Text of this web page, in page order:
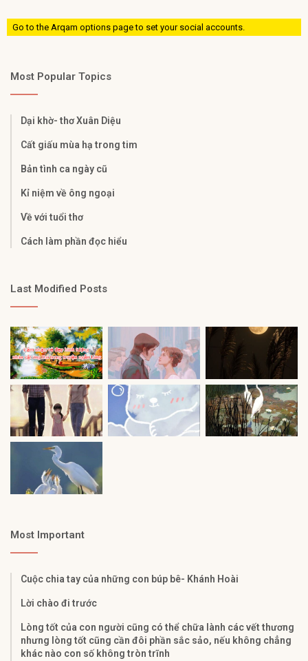
Go to the Arqam options page to set your social accounts.
Most Popular Topics
Dại khờ- thơ Xuân Diệu
Cất giấu mùa hạ trong tim
Bản tình ca ngày cũ
Kỉ niệm về ông ngoại
Về với tuổi thơ
Cách làm phần đọc hiểu
Last Modified Posts
Most Important
Cuộc chia tay của những con búp bê- Khánh Hoài
Lời chào đi trước
Lòng tốt của con người cũng có thể chữa lành các vết thương
nhưng lòng tốt cũng cần đôi phần sắc sảo, nếu không chẳng
khác nào con số không tròn trĩnh